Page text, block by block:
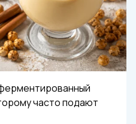
часто подают